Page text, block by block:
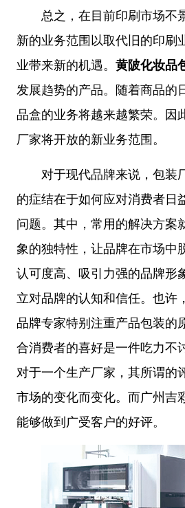
总之，在目前印刷市场不
新的业务范围以取代旧的印刷
业带来新的机遇。 黄陂化妆品
发展趋势的产品。随着商品的
品盒的业务将越来越繁荣。因
厂家将开放的新业务范围。
对于现代品牌来说，包装
的症结在于如何应对消费者日
问题。其中，常用的解决方案
象的独特性，让品牌在市场中
认可度高、吸引力强的品牌形
立对品牌的认知和信任。也许
品牌专家特别注重产品包装的
合消费者的喜好是一件吃力不
对于一个生产厂家，其所谓的
市场的变化而变化。而广州吉
能够做到广受客户的好评。